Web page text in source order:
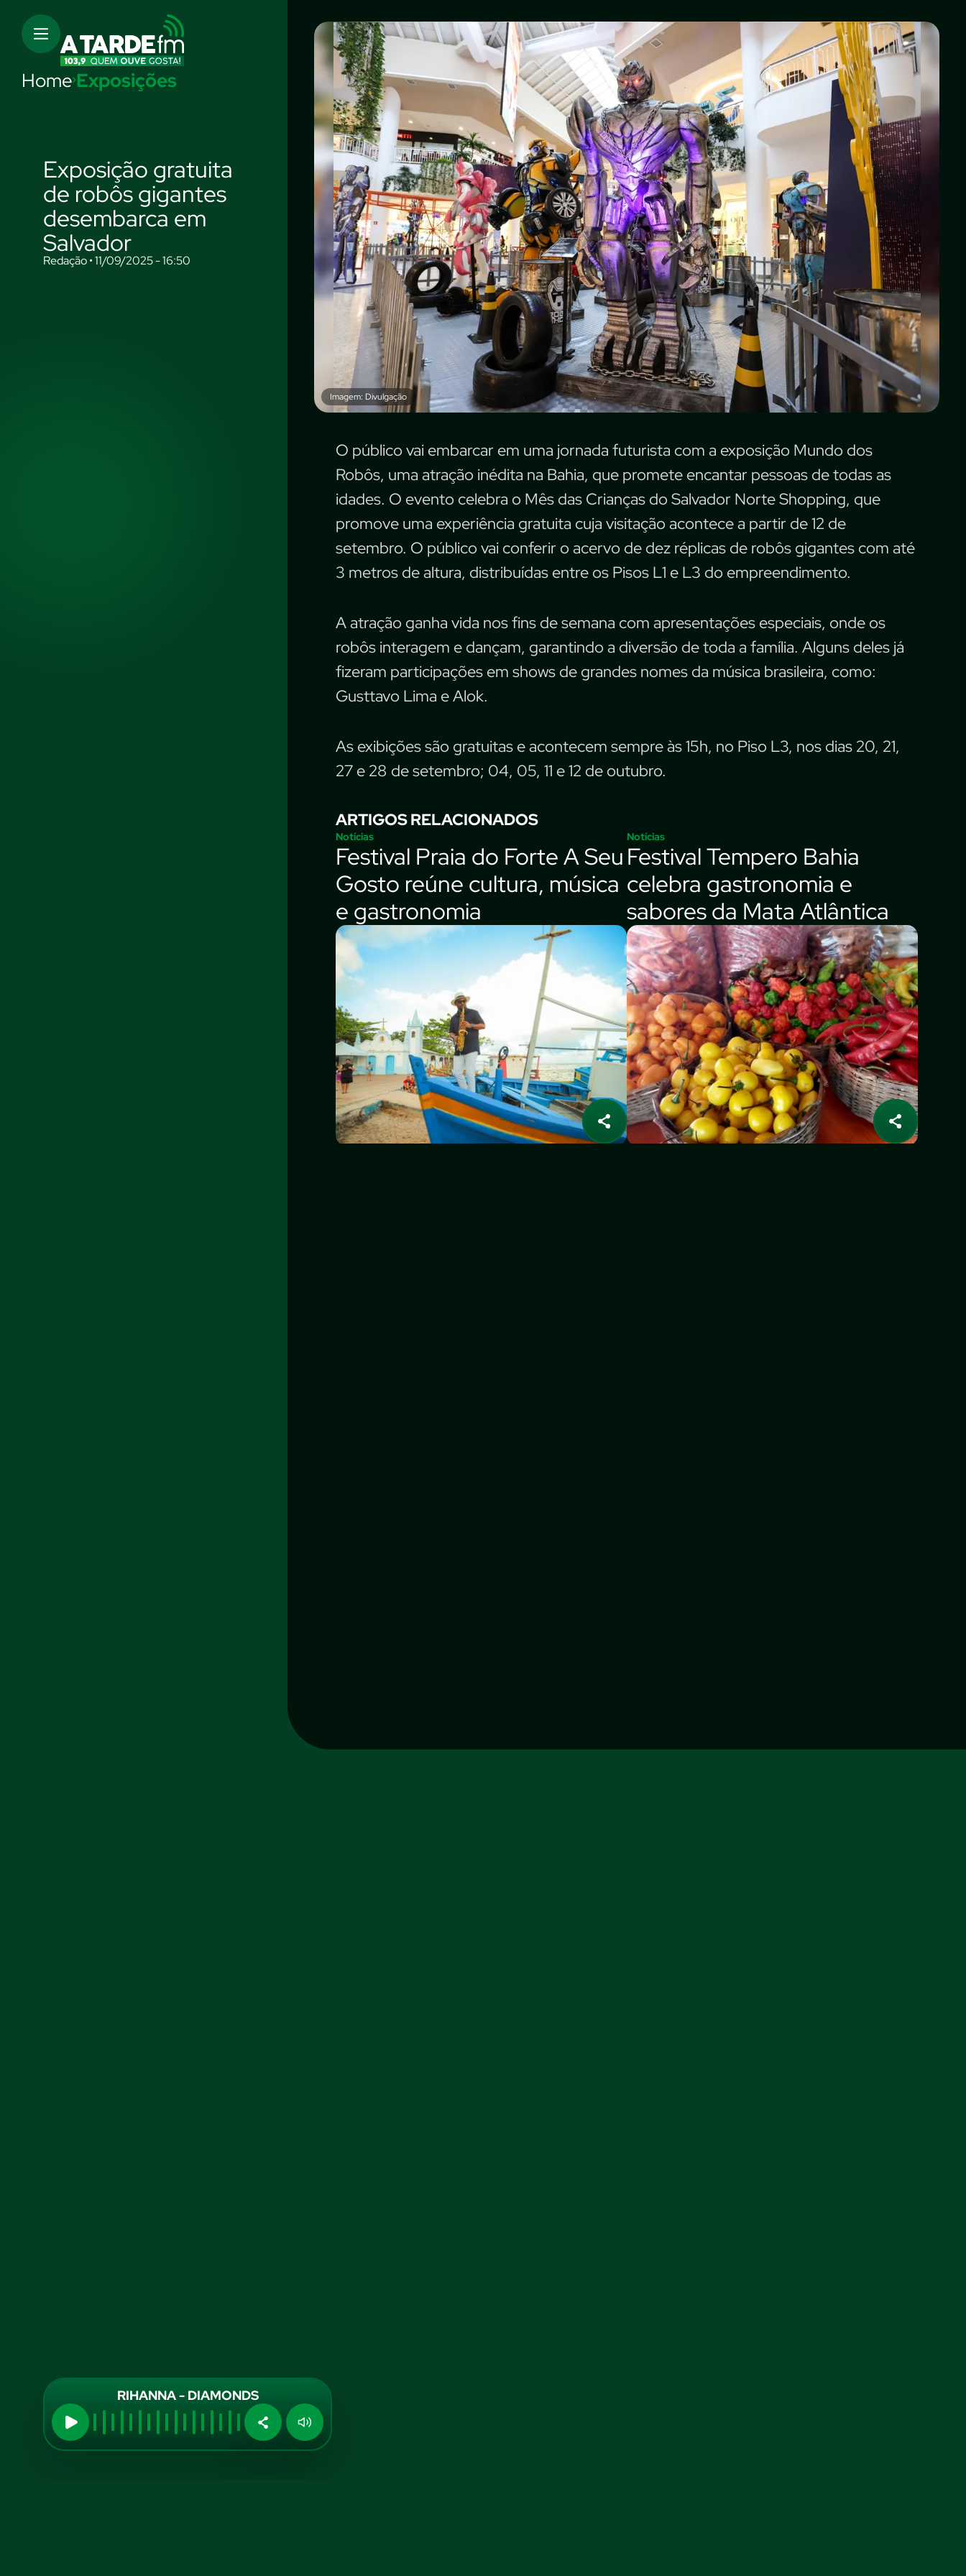
RIHANNA - DIAMONDS
Home Exposições
Exposição gratuita
de robôs gigantes
desembarca em
Salvador
Redação • 11/09/2025 - 16:50
Imagem: Divulgação
O público vai embarcar em uma jornada futurista com a exposição Mundo dos
Robôs, uma atração inédita na Bahia, que promete encantar pessoas de todas as
idades. O evento celebra o Mês das Crianças do Salvador Norte Shopping, que
promove uma experiência gratuita cuja visitação acontece a partir de 12 de
setembro. O público vai conferir o acervo de dez réplicas de robôs gigantes com até
3 metros de altura, distribuídas entre os Pisos L1 e L3 do empreendimento.
A atração ganha vida nos fins de semana com apresentações especiais, onde os
robôs interagem e dançam, garantindo a diversão de toda a família. Alguns deles já
fizeram participações em shows de grandes nomes da música brasileira, como:
Gusttavo Lima e Alok.
As exibições são gratuitas e acontecem sempre às 15h, no Piso L3, nos dias 20, 21,
27 e 28 de setembro; 04, 05, 11 e 12 de outubro.
ARTIGOS RELACIONADOS
Notícias
Festival Praia do Forte A Seu
Gosto reúne cultura, música
e gastronomia
Notícias
Festival Tempero Bahia
celebra gastronomia e
sabores da Mata Atlântica